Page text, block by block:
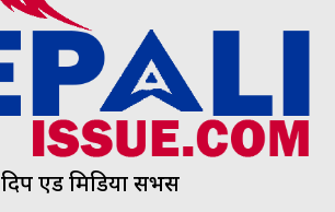
दिप एड मिडिया सर्भिस